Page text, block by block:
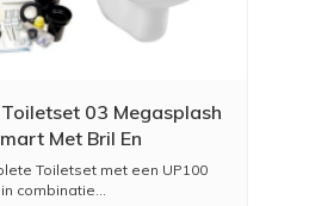
03 Megasplash
Met Bril En
Toiletset met een UP100
combinatie...